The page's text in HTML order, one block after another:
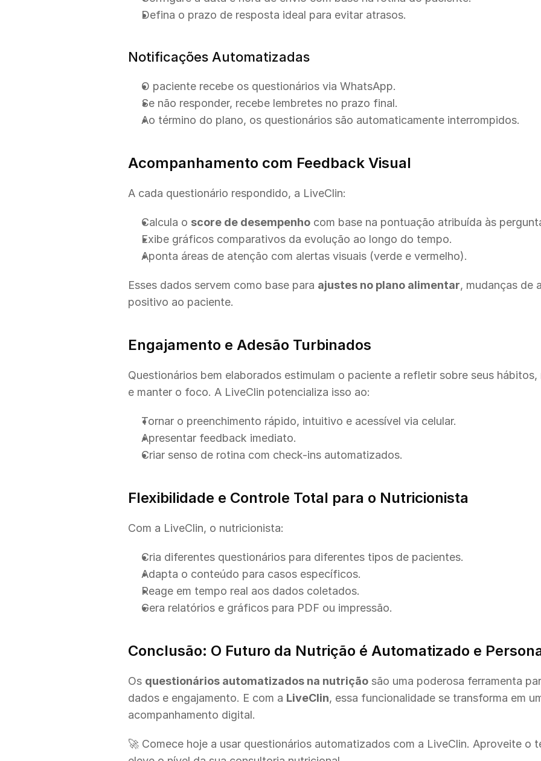
Defina o prazo de resposta ideal para evitar atrasos.
Notificações Automatizadas
O paciente recebe os questionários via WhatsApp.
Se não responder, recebe lembretes no prazo final.
Ao término do plano, os questionários são automaticamente interrompidos.
Acompanhamento com Feedback Visual
A cada questionário respondido, a LiveClin:
Calcula o score de desempenho com base na pontuação atribuída às
Exibe gráficos comparativos da evolução ao longo do tempo.
Aponta áreas de atenção com alertas visuais (verde e vermelho).
Esses dados servem como base para ajustes no plano alimentar, mudanças de
positivo ao paciente.
Engajamento e Adesão Turbinados
Questionários bem elaborados estimulam o paciente a refletir sobre seus
e manter o foco. A LiveClin potencializa isso ao:
Tornar o preenchimento rápido, intuitivo e acessível via celular.
Apresentar feedback imediato.
Criar senso de rotina com check-ins automatizados.
Flexibilidade e Controle Total para o Nutricionista
Com a LiveClin, o nutricionista:
Cria diferentes questionários para diferentes tipos de pacientes.
Adapta o conteúdo para casos específicos.
Reage em tempo real aos dados coletados.
Gera relatórios e gráficos para PDF ou impressão.
Conclusão: O Futuro da Nutrição é Automatizado e
Os questionários automatizados na nutrição são uma poderosa ferramenta
dados e engajamento. E com a LiveClin, essa funcionalidade se transforma em
acompanhamento digital.
🚀 Comece hoje a usar questionários automatizados com a LiveClin. Aproveite o